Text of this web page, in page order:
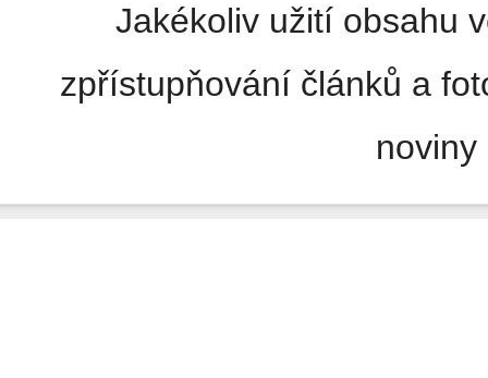
Jakékoliv užití obsahu
zpřístupňování článků a